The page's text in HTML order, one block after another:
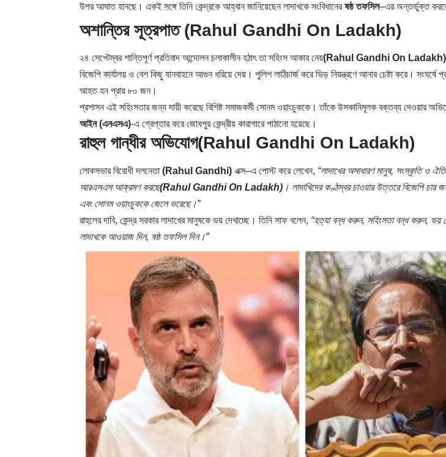
উপর আঘাত হানছে। একই সঙ্গে তিনি কেন্দ্রকে আহ্বান জানিয়েছেন লাদাখকে সংবিধানেরষষ্ঠ তফসিল–এর অন্তর্ভুক্ত
অশান্তির সূত্রপাত(Rahul Gandhi On Ladakh)
২৪ সেপ্টেম্বর শান্তিপূর্ণ প্রতিবাদ আন্দোলন চলাকালীন হঠাৎ তা সহিংস আকার নেয়(Rahul Gandhi On Ladakh)
বিজেপি কার্যালয় ও বেশ কিছু যানবাহনে আগুন ধরিয়ে দেয়। পুলিশ লাঠিচার্জ করে ভিড় নিয়ন্ত্রণে আনার চেষ্টা করে। সংঘর্ষে
আহত হন প্রায় ৮০ জন।
প্রশাসন এই সহিংসতার জন্য দায়ী করেছে বিশিষ্ট সমাজকর্মী সোনম ওয়াংচুককে। তাঁকে উসকানিমূলক বক্তব্য দেওয়ার
আইন (এনএসএ)-এ গ্রেপ্তার করে জোধপুর কেন্দ্রীয় কারাগারে পাঠানো হয়েছে।
রাহুল গান্ধীর অভিযোগ(Rahul Gandhi On Ladakh)
লোকসভার বিরোধী দলনেতা (Rahul Gandhi) এক্স–এ পোস্ট করে লেখেন, “লাদাখের অসাধারণ মানুষ, সংস্কৃতি ও
আরএসএস আক্রমণ করছে(Rahul Gandhi On Ladakh) । লাদাখিদের কণ্ঠস্বর চাওয়ার উত্তরে বিজেপি
এবং সোনম ওয়াংচুককে জেলে ভরেছে।”
রাহুলের দাবি, কেন্দ্র সরকার লাদাখের মানুষকে ভয় দেখাচ্ছে। তিনি সাফ বলেন, “হত্যা বন্ধ করুন, সহিংসতা বন্ধ করুন, ভয়
লাদাখকে আওয়াজ দিন, ষষ্ঠ তফসিল দিন।”